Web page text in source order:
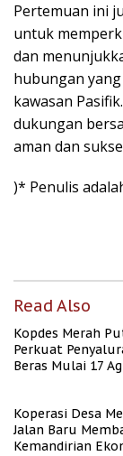
Pertemuan ini
untuk
dan
hubungan
kawasan
dukungan
aman dan
)* Penulis
Read Also
Kopdes Merah
Perkuat
Beras Mulai 17
Koperasi Desa
Jalan Baru
Kemandirian